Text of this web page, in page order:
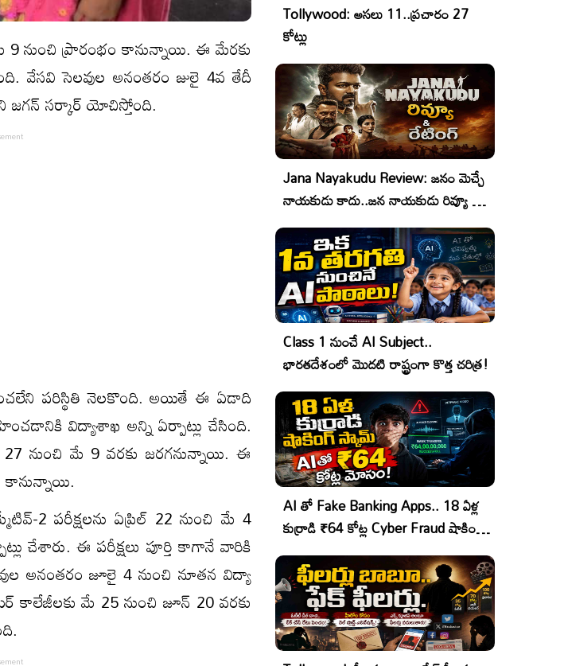
9 నుంచి ప్రారంభం కానున్నాయి. ఈ మేర‌కు
వేసవి సెలవుల అనంతరం జులై 4వ తేదీ
జగన్ సర్కార్ యోచిస్తోంది.
పరిస్థితి నెలకొంది. అయితే ఈ ఏడాది
విద్యాశాఖ అన్ని ఏర్పాట్లు చేసింది.
నుంచి మే 9 వరకు జ‌ర‌గ‌నున్నాయి. ఈ
కానున్నాయి.
2 పరీక్షలను ఏప్రిల్ 22 నుంచి మే 4
చేశారు. ఈ ప‌రీక్ష‌లు పూర్తి కాగానే వారికి
అనంతరం జూలై 4 నుంచి నూతన విద్యా
కాలేజీలకు మే 25 నుంచి జూన్‌ 20 వరకు
Tollywood: అసలు 11..ప్రచారం 27
కోట్లు
Jana Nayakudu Review: జనం మెచ్చే
నాయకుడు కాదు..జన నాయకుడు రివ్యూ &
రేటింగ్!
Class 1 నుంచే AI Subject..
భారతదేశంలో మొదటి రాష్ట్రంగా కొత్త చరిత్ర!
AI తో Fake Banking Apps.. 18 ఏళ్ల
కుర్రాడి ₹64 కోట్ల Cyber Fraud షాకింగ్
ఆపరేషన్!